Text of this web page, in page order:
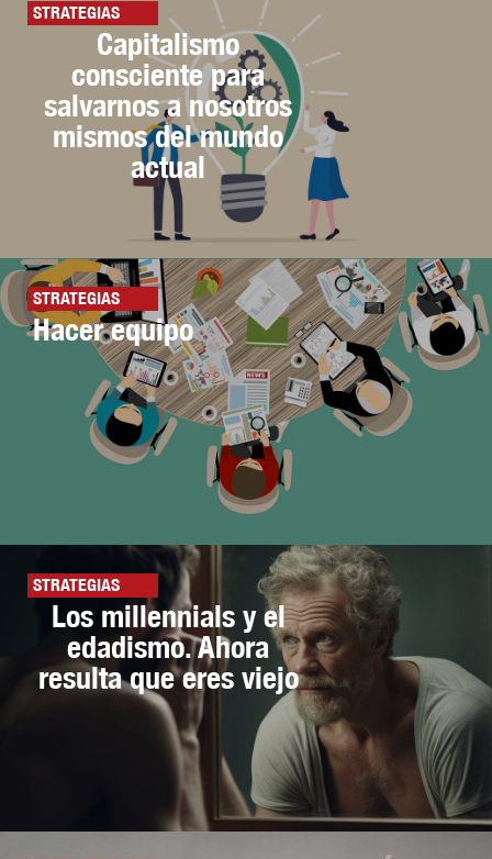
STRATEGIAS
Capitalismo
consciente para
salvarnos a nosotros
mismos del mundo
actual
STRATEGIAS
Hacer equipo
STRATEGIAS
Los millennials y el
edadismo. Ahora
resulta que eres viejo